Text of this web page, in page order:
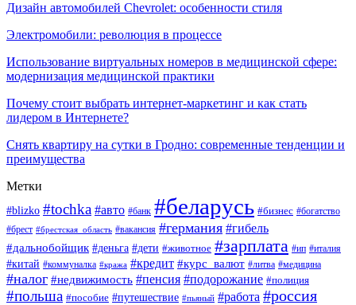
Дизайн автомобилей Chevrolet: особенности стиля
Электромобили: революция в процессе
Использование виртуальных номеров в медицинской сфере:
модернизация медицинской практики
Почему стоит выбрать интернет-маркетинг и как стать
лидером в Интернете?
Снять квартиру на сутки в Гродно: современные тенденции и
преимущества
Метки
#blizko #tochka #авто #банк #беларусь #бизнес #богатство
#брест #брестская_область #вакансия #германия #гибель
#дальнобойщик #деньга #дети #животное #зарплата #ип #италия
#китай #коммуналка #кража #кредит #курс_валют #литва #медицина
#налог #недвижимость #пенсия #подорожание #полиция
#польша #пособие #путешествие #пьяный #работа #россия